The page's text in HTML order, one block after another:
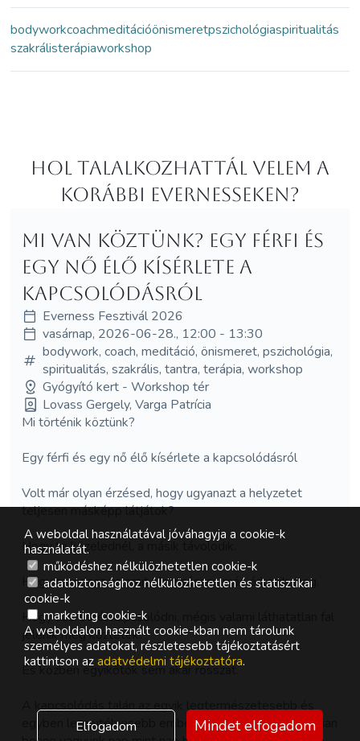
bodyworkcoachmeditációönismeretpszichológiaspiritualitás
szakrálisterápiaworkshop
Hol Talalkozhattál velem a
korábbi Evernesseken?
Mi van köztünk? Egy férfi és
egy nő élő kísérlete a
kapcsolódásról
Everness Fesztivál 2026
vasárnap, 2026-06-28., 12:00 - 13:30
bodywork, coach, meditáció, önismeret, pszichológia,
spiritualitás, szakrális, tantra, terápia, workshop
Gyógyító kert - Workshop tér
Lovass Gergely, Varga Patrícia
Mi történik köztünk?
Egy férfi és egy nő élő kísérlete a kapcsolódásról
Volt már olyan érzésed, hogy ugyanazt a helyzetet
teljesen másképp látjátok?
Hogy te közelednél, a másik távolodik.
Hogy mondasz valamit, de egészen más érkezik meg.
Hogy szeretnél kapcsolódni, mégis valami láthatatlan fal
jelenik meg köztetek.
És közben egyikőtök sem akar rosszat.
A kapcsolódás talán az egyik legtermészetesebb és
egyben legrejtélyesebb emberi tapasztalat. Mindannyian
A weboldal használatával jóváhagyja a cookie-k
használatát.
működéshez nélkülözhetetlen cookie-k
adatbiztonsághoz nélkülözhetetlen és statisztikai
cookie-k
marketing cookie-k
A weboldalon használt cookie-kban nem tárolunk
személyes adatokat, részletesebb tájékoztatásért
kattintson az adatvédelmi tájékoztatóra.
Elfogadom Mindet elfogadom